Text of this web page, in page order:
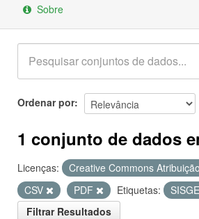
Sobre
Ordenar por
1 conjunto de dados
Licenças: Creative Commons Atribuição
CSV
PDF Etiquetas:
Filtrar Resultados